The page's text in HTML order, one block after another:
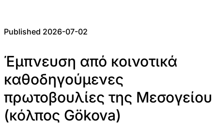
Published 2026-07-02
Έμπνευση από κοινοτικά
καθοδηγούμενες
πρωτοβουλίες της Μεσογείου
(κόλπος Gökova)